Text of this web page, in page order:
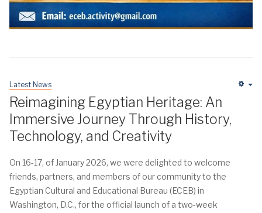
Latest News
Reimagining Egyptian Heritage: An
Immersive Journey Through History,
Technology, and Creativity
On 16-17, of January 2026, we were delighted to welcome
friends, partners, and members of our community to the
Egyptian Cultural and Educational Bureau (ECEB) in
Washington, D.C., for the official launch of a two-week